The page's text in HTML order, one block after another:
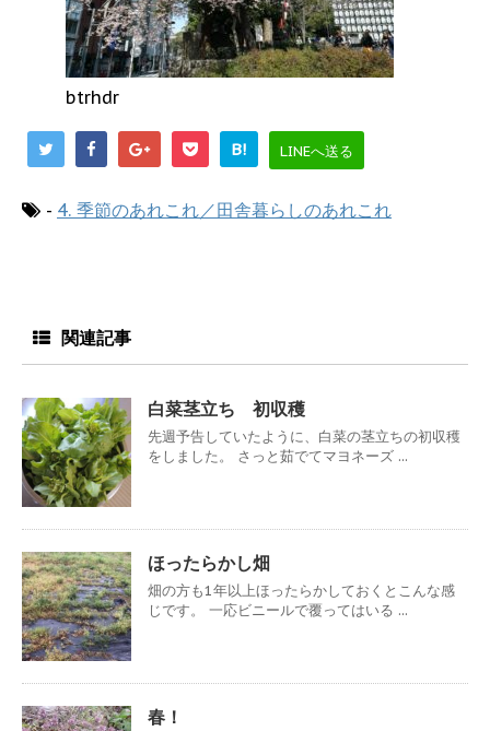
btrhdr
B! LINEへ送る
- 4. 季節のあれこれ／田舎暮らしのあれこれ
関連記事
白菜茎立ち 初収穫
先週予告していたように、白菜の茎立ちの初収穫
をしました。 さっと茹でてマヨネーズ ...
ほったらかし畑
畑の方も1年以上ほったらかしておくとこんな感
じです。 一応ビニールで覆ってはいる ...
春！